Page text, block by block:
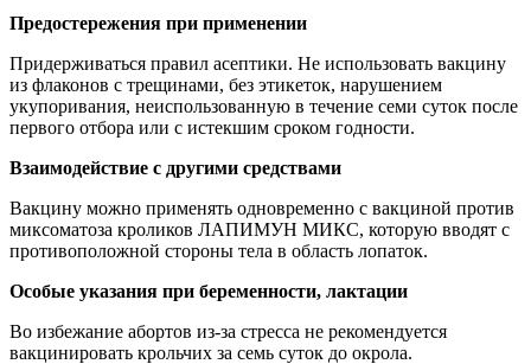
Предостережения при применении
Придерживаться правил асептики. Не использовать вакцину
из флаконов с трещинами, без этикеток, нарушением
укупоривания, неиспользованную в течение семи суток после
первого отбора или с истекшим сроком годности.
Взаимодействие с другими средствами
Вакцину можно применять одновременно с вакциной против
миксоматоза кроликов ЛАПИМУН МИКС, которую вводят с
противоположной стороны тела в область лопаток.
Особые указания при беременности, лактации
Во избежание абортов из-за стресса не рекомендуется
вакцинировать крольчих за семь суток до окрола.